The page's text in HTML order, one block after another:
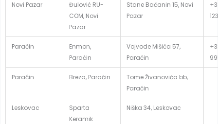
Novi Pazar
Đulović RU-
COM, Novi
Pazar
Stane Bačanin 15, Novi
Pazar
123
Paraćin
Enmon,
Paraćin
Vojvode Mišića 57,
Paraćin
Paraćin Breza, Paraćin
Tome Živanovića bb,
Paraćin
Leskovac
Sparta
Keramik
Niška 34, Leskovac